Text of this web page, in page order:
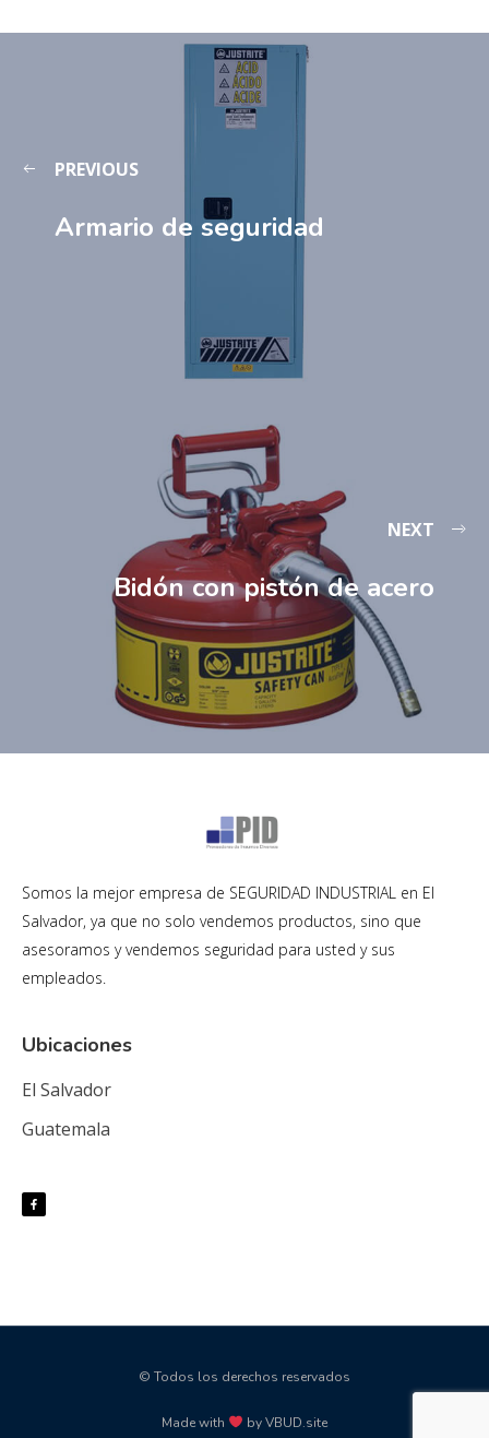
PREVIOUS
Armario de seguridad
NEXT
Bidón con pistón de acero
Somos la mejor empresa de SEGURIDAD INDUSTRIAL en El
Salvador, ya que no solo vendemos productos, sino que
asesoramos y vendemos seguridad para usted y sus
empleados.
Ubicaciones
El Salvador
Guatemala
© Todos los derechos reservados
Made with by VBUD.site